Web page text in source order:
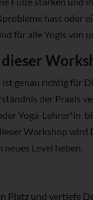
hast oder
für alle Yogis von
genau richtig für
der Praxis
Yoga-Lehrer*in
Workshop wird
Level heben.
Platz und vertiefe